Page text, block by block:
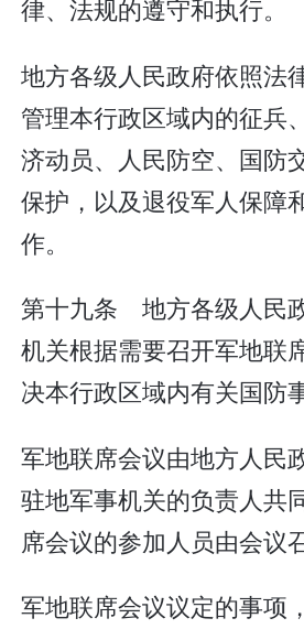
律、法规的遵守和执行。
地方各级人民政府依照法
管理本行政区域内的征兵
济动员、人民防空、国防
保护，以及退役军人保障
作。
第十九条 地方各级人民
机关根据需要召开军地联
决本行政区域内有关国防
军地联席会议由地方人民
驻地军事机关的负责人共
席会议的参加人员由会议
军地联席会议议定的事项